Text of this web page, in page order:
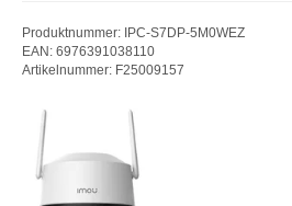
Produktnummer: IPC-S7DP-5M0WEZ
EAN: 6976391038110
Artikelnummer: F25009157